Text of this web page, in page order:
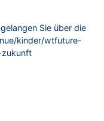
gelangen Sie über die
kinder/wtfuture-